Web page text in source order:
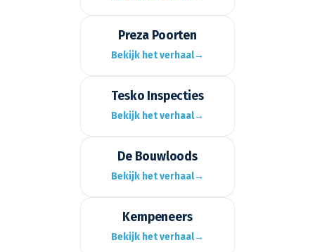
Preza Poorten
Bekijk het verhaal→
Tesko Inspecties
Bekijk het verhaal→
De Bouwloods
Bekijk het verhaal→
Kempeneers
Bekijk het verhaal→